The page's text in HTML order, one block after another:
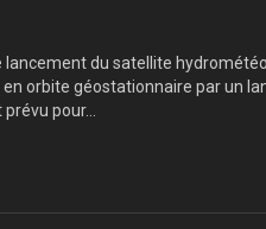
du satellite
orbite géostationnaire par un
prévu pour…